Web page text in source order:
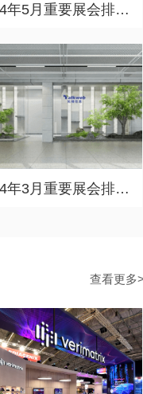
2024年5月重要展会排期信息，展台设计定制厂家推荐
2024年3月重要展会排期信息，展台设计搭建公司推荐
查看更多